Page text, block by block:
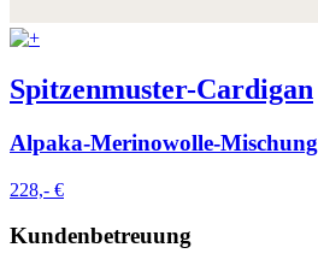
Spitzenmuster-Cardigan
Alpaka-Merinowolle-Mischung
228,- €
Kundenbetreuung